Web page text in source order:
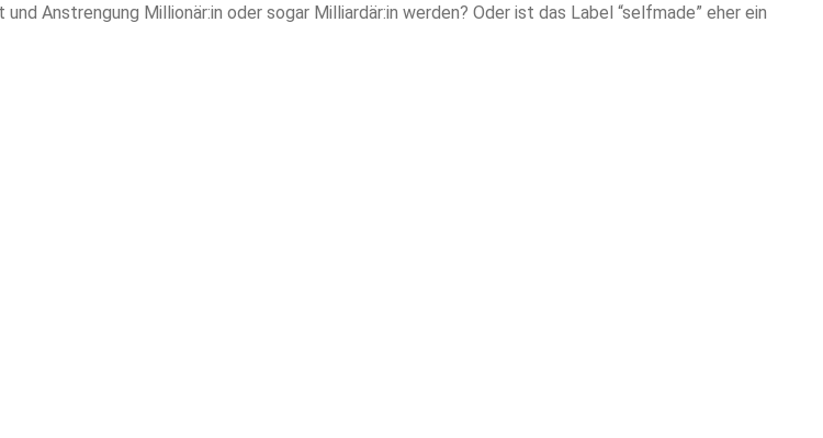
Anstrengung Millionär:in oder sogar Milliardär:in werden? Oder ist das Label “selfmade” eher ein